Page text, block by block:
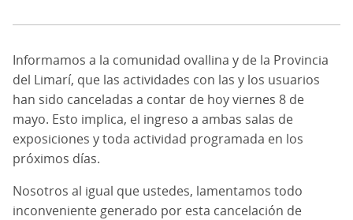
Informamos a la comunidad ovallina y de la Provincia
del Limarí, que las actividades con las y los usuarios
han sido canceladas a contar de hoy viernes 8 de
mayo. Esto implica, el ingreso a ambas salas de
exposiciones y toda actividad programada en los
próximos días.
Nosotros al igual que ustedes, lamentamos todo
inconveniente generado por esta cancelación de